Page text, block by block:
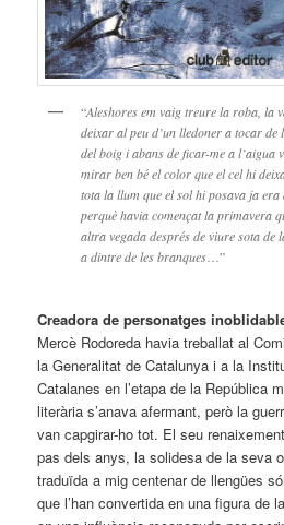
“Aleshores em vaig treure la roba, la
deixar al peu d’un lledoner a tocar de
del boig i abans de ficar-me a l’aigua
mirar ben bé el color que el cel hi
tota la llum que el sol hi posava ja era
perquè havia començat la primavera
altra vegada després de viure sota de
a dintre de les branques …”
Creadora de personatges
Mercè Rodoreda havia treballat al
la Generalitat de Catalunya i a la
Catalanes en l’etapa de la República
literària s’anava afermant, però la
van capgirar-ho tot. El seu
pas dels anys, la solidesa de la seva
traduïda a mig centenar de llengües
que l’han convertida en una figura de